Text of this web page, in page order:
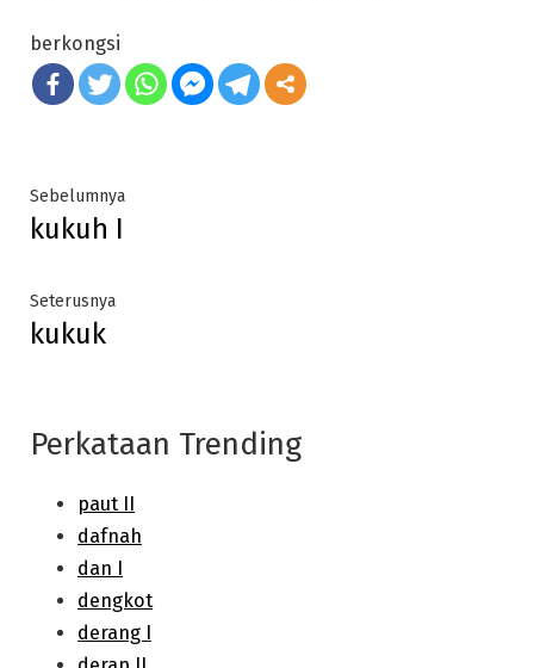
berkongsi
Post
navigation
SebelumnyaPrevious
kukuh I
SeterusnyaNext
kukuk
Perkataan Trending